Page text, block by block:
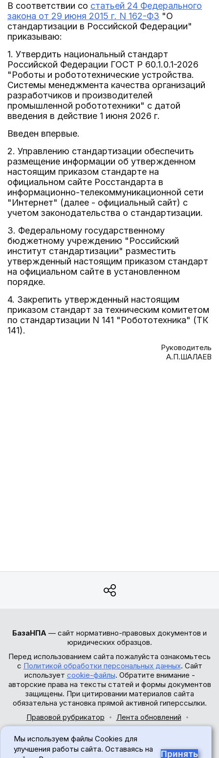
В соответствии со статьей 24 Федерального
закона от 29 июня 2015 г. N 162-ФЗ "О
стандартизации в Российской Федерации"
приказываю:
1. Утвердить национальный стандарт
Российской Федерации ГОСТ Р 60.1.0.1-2026
"Роботы и робототехнические устройства.
Системы менеджмента качества организаций
разработчиков и производителей
промышленной робототехники" с датой
введения в действие 1 июня 2026 г.
Введен впервые.
2. Управлению стандартизации обеспечить
размещение информации об утвержденном
настоящим приказом стандарте на
официальном сайте Росстандарта в
информационно-телекоммуникационной сети
"Интернет" (далее - официальный сайт) с
учетом законодательства о стандартизации.
3. Федеральному государственному
бюджетному учреждению "Российский
институт стандартизации" разместить
утвержденный настоящим приказом стандарт
на официальном сайте в установленном
порядке.
4. Закрепить утвержденный настоящим
приказом стандарт за техническим комитетом
по стандартизации N 141 "Робототехника" (ТК
141).
Руководитель
А.П.ШАЛАЕВ
БазаНПА — сайт нормативно-правовых документов и
юридических образцов.
Перед использованием сайта пожалуйста ознакомьтесь
с Политикой обработки персональных данных. Сайт
использует cookie-файлы. Обратите внимание -
авторские права на тексты статей и формы документов
защищены. При цитировании материалов сайта
обязательна установка прямой активной гиперссылки.
Правовой рубрикатор
Лента обновлений
© 2017-2026
Мы используем файлы Cookies для
улучшения работы сайта. Оставаясь на
Принять